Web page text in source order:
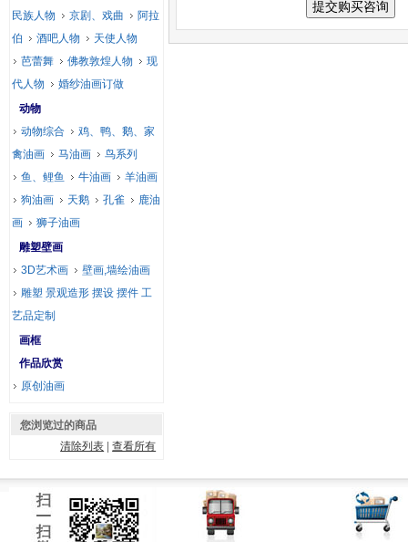
民族人物
京剧、戏曲
阿拉
伯
酒吧人物
天使人物
芭蕾舞
佛教敦煌人物
现
代人物
婚纱油画订做
动物
动物综合
鸡、鸭、鹅、家
禽油画
马油画
鸟系列
鱼、鲤鱼
牛油画
羊油画
狗油画
天鹅 孔雀
鹿油
画
狮子油画
雕塑壁画
3D艺术画
壁画,墙绘油画
雕塑 景观造形 摆设 摆件 工
艺品定制
画框
作品欣赏
原创油画
您浏览过的商品
清除列表 |查看所有